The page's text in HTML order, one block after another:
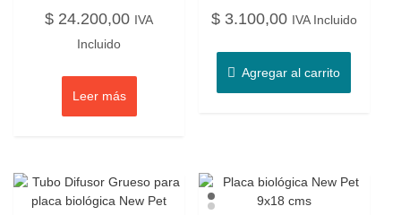
$ 24.200,00 IVA
Incluido
Leer más
$3.100,00 IVA Incluido
Agregar al carrito